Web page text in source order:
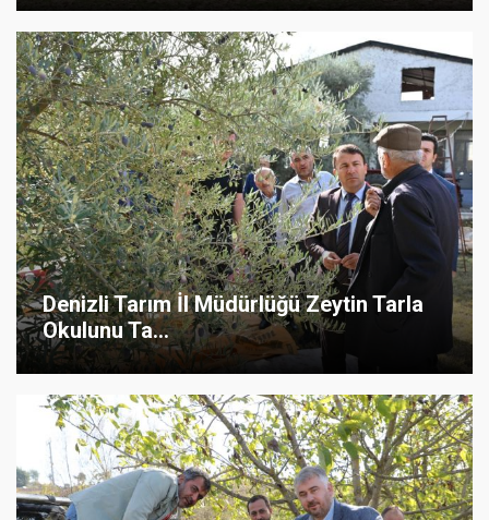
Denizli Tarım İl Müdürlüğü Zeytin Tarla
Okulunu Ta...